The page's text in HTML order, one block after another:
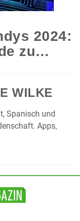
2024:
zu…
WILKE
Spanisch und
Apps,